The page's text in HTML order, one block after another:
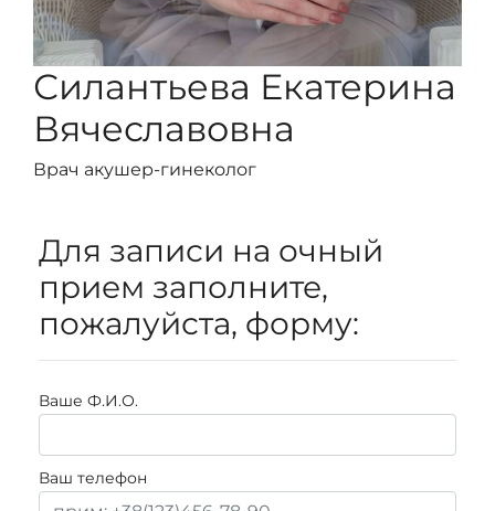
Силантьева Екатерина
Вячеславовна
Врач акушер-гинеколог
Для записи на очный
прием заполните,
пожалуйста, форму:
Ваше Ф.И.О.
Ваш телефон